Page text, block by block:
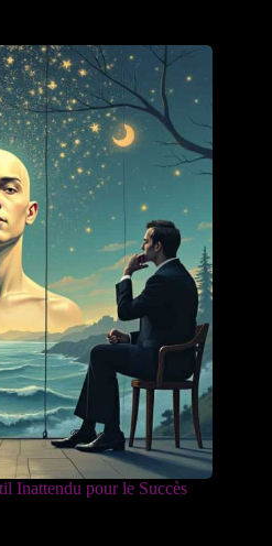
Inattendu pour le Succès